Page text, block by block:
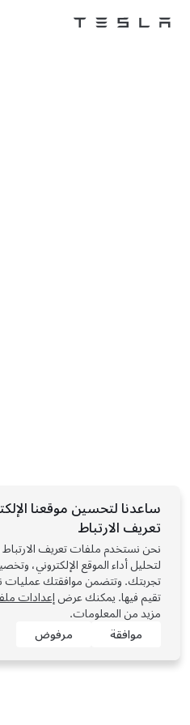
Tesla
ساعدنا لتحسين موقعنا
تعريف الارتباط
نحن نستخدم ملفات تعريف الارتباط
لتحليل أداء الموقع الإلكتروني،
تجربتك. وتتضمن موافقتك عمليات
تقيم فيها. يمكنك عرض إعدادات
مزيد من المعلومات.
موافقة
مرفوض